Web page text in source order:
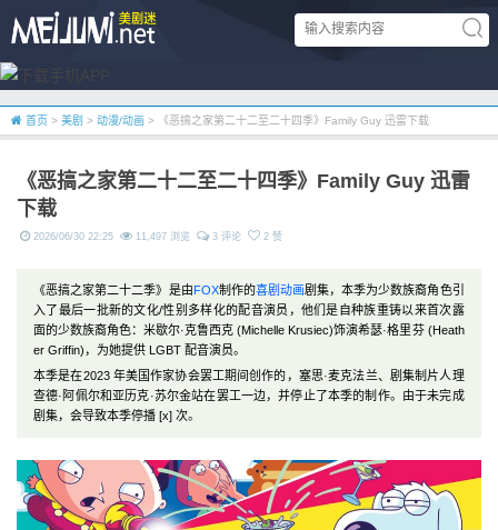
首页 > 美剧 > 动漫/动画 > 《恶搞之家第二十二至二十四季》Family Guy 迅雷下载
《恶搞之家第二十二至二十四季》Family Guy 迅雷
下载
2026/06/30 22:25 11,497 浏览 3 评论 2 赞
《恶搞之家第二十二季》是由FOX制作的喜剧动画剧集，本季为少数族裔角色引
入了最后一批新的文化/性别多样化的配音演员，他们是自种族重铸以来首次露
面的少数族裔角色：米歇尔·克鲁西克 (Michelle Krusiec)饰演希瑟·格里芬 (Heath
er Griffin)，为她提供 LGBT 配音演员。
本季是在2023 年美国作家协会罢工期间创作的，塞思·麦克法兰、剧集制片人理
查德·阿佩尔和亚历克·苏尔金站在罢工一边，并停止了本季的制作。由于未完成
剧集，会导致本季停播 [x] 次。